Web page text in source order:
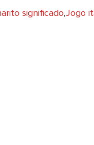
significado,Jogo